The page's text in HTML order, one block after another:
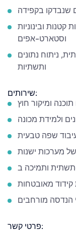
שנבדקו בקפידה
ובינוניות
וסטארט-אפים
ניתוח נתונים
ותשתיות
שירותים:
תוכנה ומיקור חוץ
ולמידת מכונה
שפה טבעית
של מערכות ישנות
מאובטחות
הנדסה מורחבים
פרטי קשר: